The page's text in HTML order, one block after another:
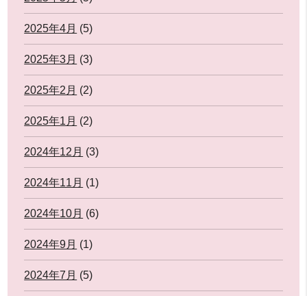
2025年4月 (5)
2025年3月 (3)
2025年2月 (2)
2025年1月 (2)
2024年12月 (3)
2024年11月 (1)
2024年10月 (6)
2024年9月 (1)
2024年7月 (5)